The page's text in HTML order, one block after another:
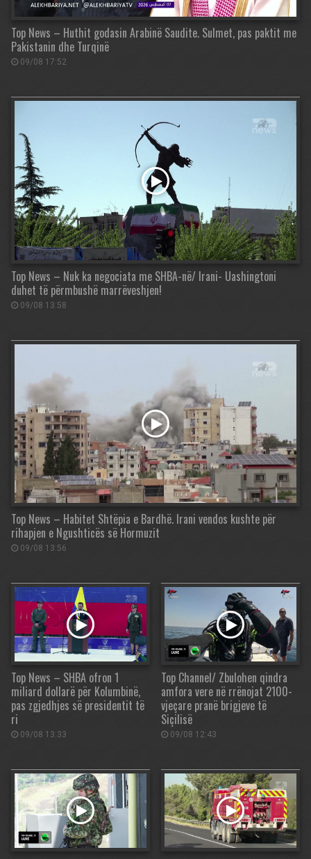
Top News – Huthit godasin Arabinë Saudite. Sulmet, pas paktit me
Pakistanin dhe Turqinë
09/08 17:52
Top News – Nuk ka negociata me SHBA-në/ Irani- Uashingtoni
duhet të përmbushë marrëveshjen!
09/08 13:58
Top News – Habitet Shtëpia e Bardhë. Irani vendos kushte për
rihapjen e Ngushticës së Hormuzit
09/08 13:56
Top News – SHBA ofron 1
miliard dollarë për Kolumbinë,
pas zgjedhjes së presidentit të
ri
09/08 13:33
Top Channel/ Zbulohen qindra
amfora vere në rrënojat 2100-
vjeçare pranë brigjeve të
Siçilisë
09/08 12:43